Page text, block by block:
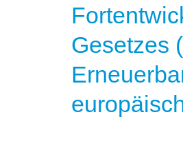
Gesetzes